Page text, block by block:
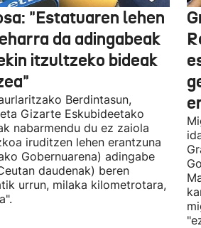
"Estatuaren lehen
da adingabeak
itzultzeko bideak
Berdintasun,
Gizarte Eskubideetako
nabarmendu du ez zaiola
iruditzen lehen erantzuna
Gobernuarena) adingabe
daudenak) beren
urrun, milaka kilometrotara,